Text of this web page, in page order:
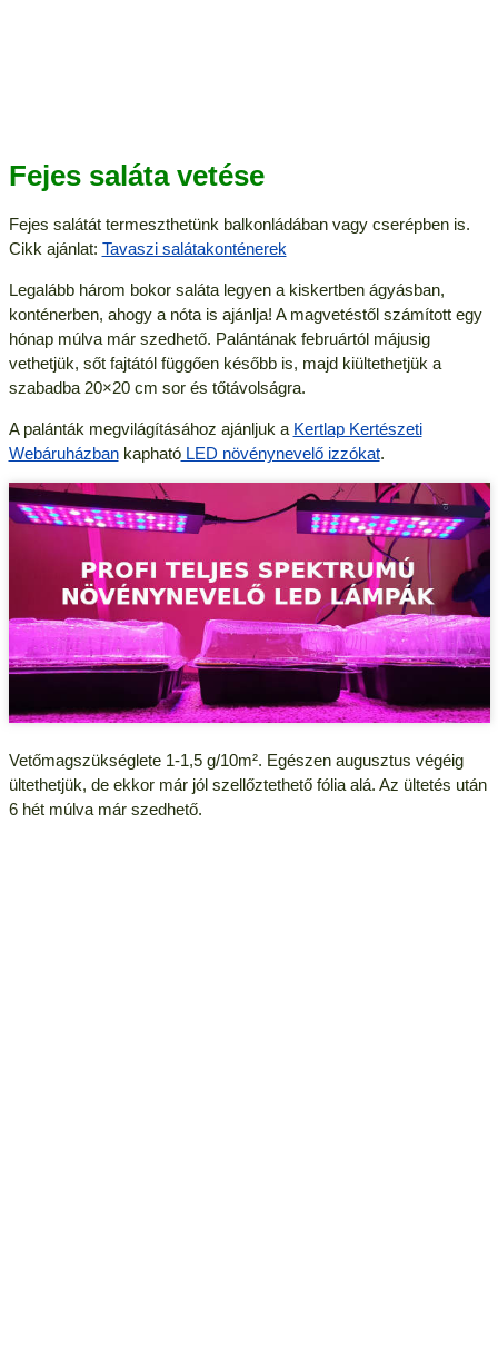
Fejes saláta vetése
Fejes salátát termeszthetünk balkonládában vagy cserépben is.
Cikk ajánlat: Tavaszi salátakonténerek
Legalább három bokor saláta legyen a kiskertben ágyásban,
konténerben, ahogy a nóta is ajánlja! A magvetéstől számított egy
hónap múlva már szedhető. Palántának februártól májusig
vethetjük, sőt fajtától függően később is, majd kiültethetjük a
szabadba 20×20 cm sor és tőtávolságra.
A palánták megvilágításához ajánljuk a Kertlap Kertészeti
WebáruházbankaphatóLED növénynevelő izzókat.
Vetőmagszükséglete 1-1,5 g/10m². Egészen augusztus végéig
ültethetjük, de ekkor már jól szellőztethető fólia alá. Az ültetés után
6 hét múlva már szedhető.